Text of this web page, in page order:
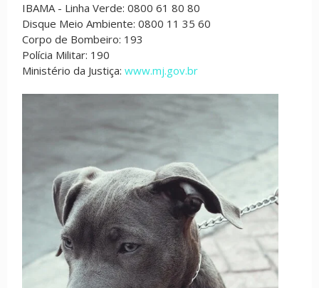
IBAMA - Linha Verde: 0800 61 80 80
Disque Meio Ambiente: 0800 11 35 60
Corpo de Bombeiro: 193
Polícia Militar: 190
Ministério da Justiça: www.mj.gov.br